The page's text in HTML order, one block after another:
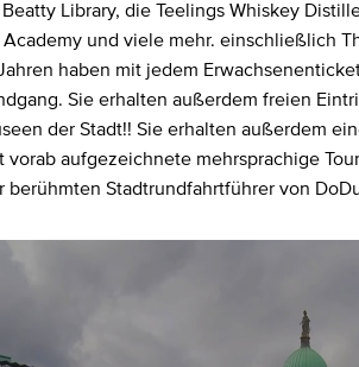
Library, die Teelings Whiskey
Academy und viele mehr. einschließlich
haben mit jedem
Sie erhalten außerdem freien
der Stadt!! Sie erhalten außerdem
vorab aufgezeichnete mehrsprachige
berühmten Stadtrundfahrtführer von